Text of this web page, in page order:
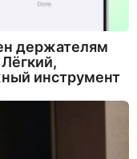
держателям
инструмент